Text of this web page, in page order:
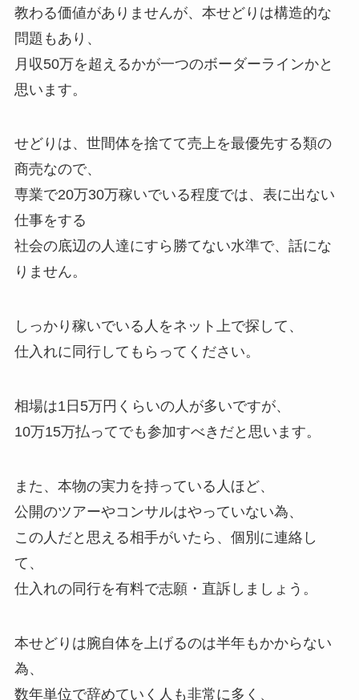
教わる価値がありませんが、本せどりは構造的な
問題もあり、
月収50万を超えるかが一つのボーダーラインかと
思います。
せどりは、世間体を捨てて売上を最優先する類の
商売なので、
専業で20万30万稼いでいる程度では、表に出ない
仕事をする
社会の底辺の人達にすら勝てない水準で、話にな
りません。
しっかり稼いでいる人をネット上で探して、
仕入れに同行してもらってください。
相場は1日5万円くらいの人が多いですが、
10万15万払ってでも参加すべきだと思います。
また、本物の実力を持っている人ほど、
公開のツアーやコンサルはやっていない為、
この人だと思える相手がいたら、個別に連絡し
て、
仕入れの同行を有料で志願・直訴しましょう。
本せどりは腕自体を上げるのは半年もかからない
為、
数年単位で辞めていく人も非常に多く、